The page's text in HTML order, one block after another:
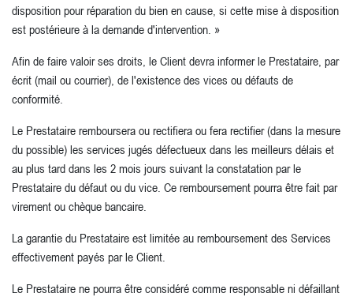
disposition pour réparation du bien en cause, si cette mise à disposition
est postérieure à la demande d'intervention. »
Afin de faire valoir ses droits, le Client devra informer le Prestataire, par
écrit (mail ou courrier), de l'existence des vices ou défauts de
conformité.
Le Prestataire remboursera ou rectifiera ou fera rectifier (dans la mesure
du possible) les services jugés défectueux dans les meilleurs délais et
au plus tard dans les 2 mois jours suivant la constatation par le
Prestataire du défaut ou du vice. Ce remboursement pourra être fait par
virement ou chèque bancaire.
La garantie du Prestataire est limitée au remboursement des Services
effectivement payés par le Client.
Le Prestataire ne pourra être considéré comme responsable ni défaillant